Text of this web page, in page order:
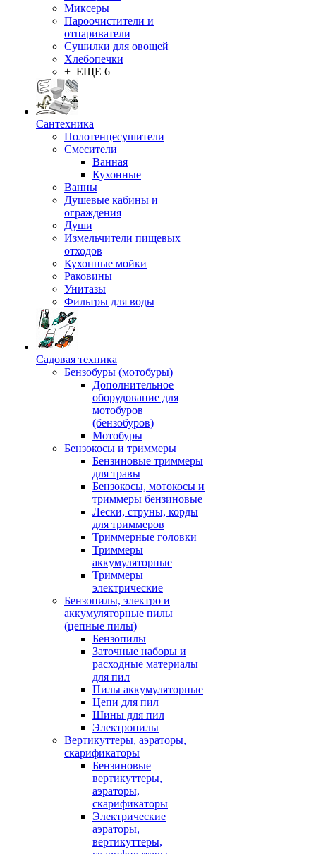
Миксеры
Пароочистители и
отпариватели
Сушилки для овощей
Хлебопечки
+ ЕЩЕ 6
Сантехника
Полотенцесушители
Смесители
Ванная
Кухонные
Ванны
Душевые кабины и
ограждения
Души
Измельчители пищевых
отходов
Кухонные мойки
Раковины
Унитазы
Фильтры для воды
Садовая техника
Бензобуры (мотобуры)
Дополнительное
оборудование для
мотобуров
(бензобуров)
Мотобуры
Бензокосы и триммеры
Бензиновые триммеры
для травы
Бензокосы, мотокосы и
триммеры бензиновые
Лески, струны, корды
для триммеров
Триммерные головки
Триммеры
аккумуляторные
Триммеры
электрические
Бензопилы, электро и
аккумуляторные пилы
(цепные пилы)
Бензопилы
Заточные наборы и
расходные материалы
для пил
Пилы аккумуляторные
Цепи для пил
Шины для пил
Электропилы
Вертикуттеры, аэраторы,
скарификаторы
Бензиновые
вертикуттеры,
аэраторы,
скарификаторы
Электрические
аэраторы,
вертикуттеры,